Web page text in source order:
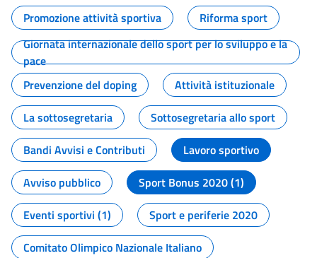
Promozione attività sportiva
Riforma sport
Giornata internazionale dello sport per lo sviluppo e la
pace
Prevenzione del doping
Attività istituzionale
La sottosegretaria
Sottosegretaria allo sport
Bandi Avvisi e Contributi
Lavoro sportivo
Avviso pubblico
Sport Bonus 2020 (1)
Eventi sportivi (1)
Sport e periferie 2020
Comitato Olimpico Nazionale Italiano